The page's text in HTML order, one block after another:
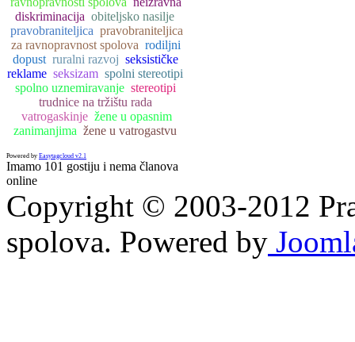
diskriminacija obiteljsko nasilje
pravobraniteljica pravobraniteljica
za ravnopravnost spolova rodiljni
dopust ruralni razvoj seksističke
reklame seksizam spolni stereotipi
spolno uznemiravanje stereotipi
trudnice na tržištu rada
vatrogaskinje žene u opasnim
zanimanjima žene u vatrogastvu
Powered by Easytagcloud v2.1
Imamo 101 gostiju i nema članova
online
Copyright © 2003-2012
spolova. Powered by